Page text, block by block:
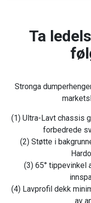
Ta
Stronga
(1) Ultra-Lavt chassis
forbedrede
(2) Støtte i
(3) 65° tippevinkel
(4) Lavprofil dekk
av